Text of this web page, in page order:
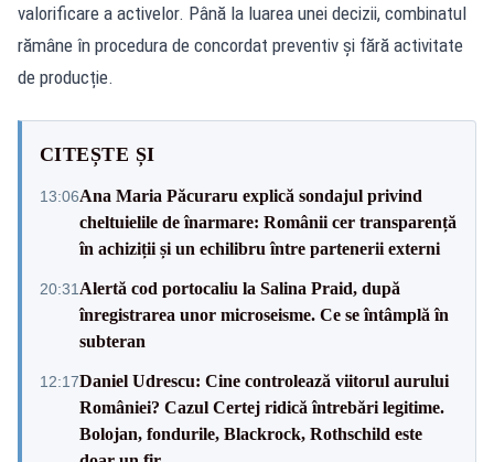
valorificare a activelor. Până la luarea unei decizii, combinatul
rămâne în procedura de concordat preventiv și fără activitate
de producție.
CITEȘTE ȘI
13:06Ana Maria Păcuraru explică sondajul privind
cheltuielile de înarmare: Românii cer transparență
în achiziții și un echilibru între partenerii externi
20:31 Alertă cod portocaliu la Salina Praid, după
înregistrarea unor microseisme. Ce se întâmplă în
subteran
12:17Daniel Udrescu: Cine controlează viitorul aurului
României? Cazul Certej ridică întrebări legitime.
Bolojan, fondurile, Blackrock, Rothschild este